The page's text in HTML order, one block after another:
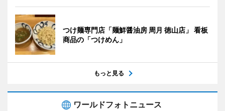
つけ麺専門店「麺鮮醤油房 周月 徳山店」 看板
商品の「つけめん」
もっと見る
ワールドフォトニュース